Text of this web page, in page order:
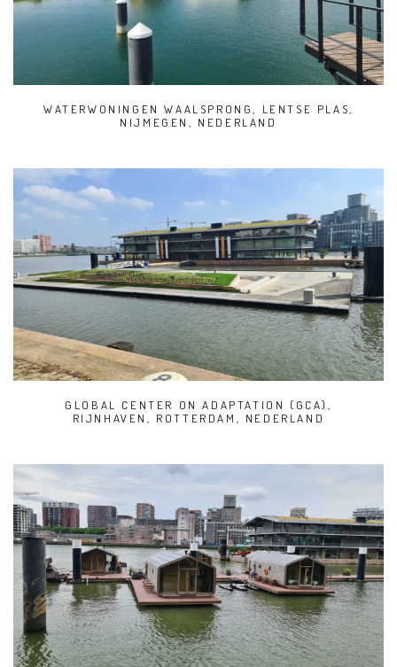
WATERWONINGEN WAALSPRONG, LENTSE PLAS,
NIJMEGEN, NEDERLAND
GLOBAL CENTER ON ADAPTATION (GCA),
RIJNHAVEN, ROTTERDAM, NEDERLAND